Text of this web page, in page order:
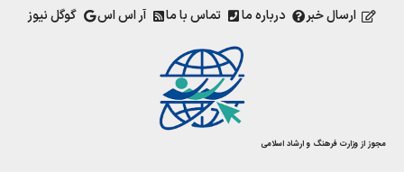
ارسال خبر درباره ما تماس با ما آر اس اس گوگل نیوز
مجوز از وزارت فرهنگ و ارشاد اسلامی